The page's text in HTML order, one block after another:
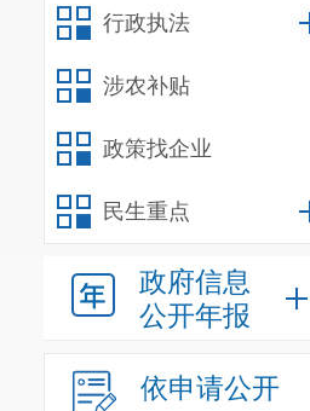
行政执法
涉农补贴
政策找企业
民生重点
政府信息
公开年报
依申请公开